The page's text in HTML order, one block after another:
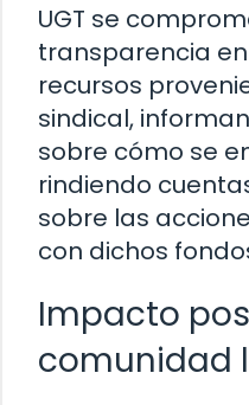
UGT se
transparencia
recursos
sindical,
sobre cómo se
rindiendo
sobre las
con dichos
Impacto
comunidad